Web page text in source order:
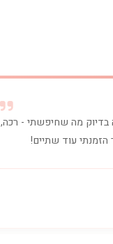
בדיוק מה שחיפשתי - רכה,
הזמנתי עוד שתיים!